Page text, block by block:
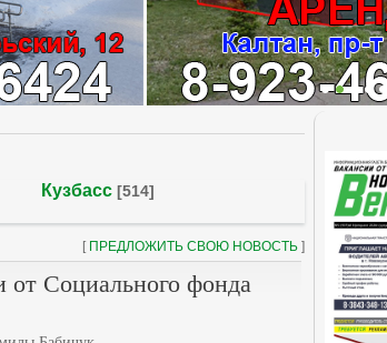
Кузбасс [514]
[ ПРЕДЛОЖИТЬ СВОЮ НОВОСТЬ ]
от Социального фонда